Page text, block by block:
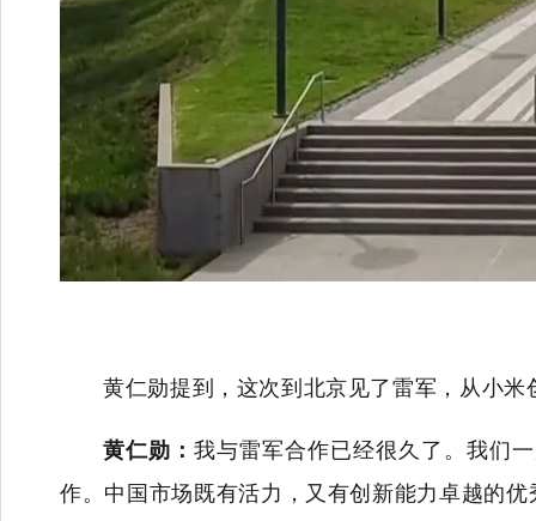
黄仁勋提到，这次到北京见了雷军，从小
黄仁勋：我与雷军合作已经很久了。我们
作。中国市场既有活力，又有创新能力卓越的